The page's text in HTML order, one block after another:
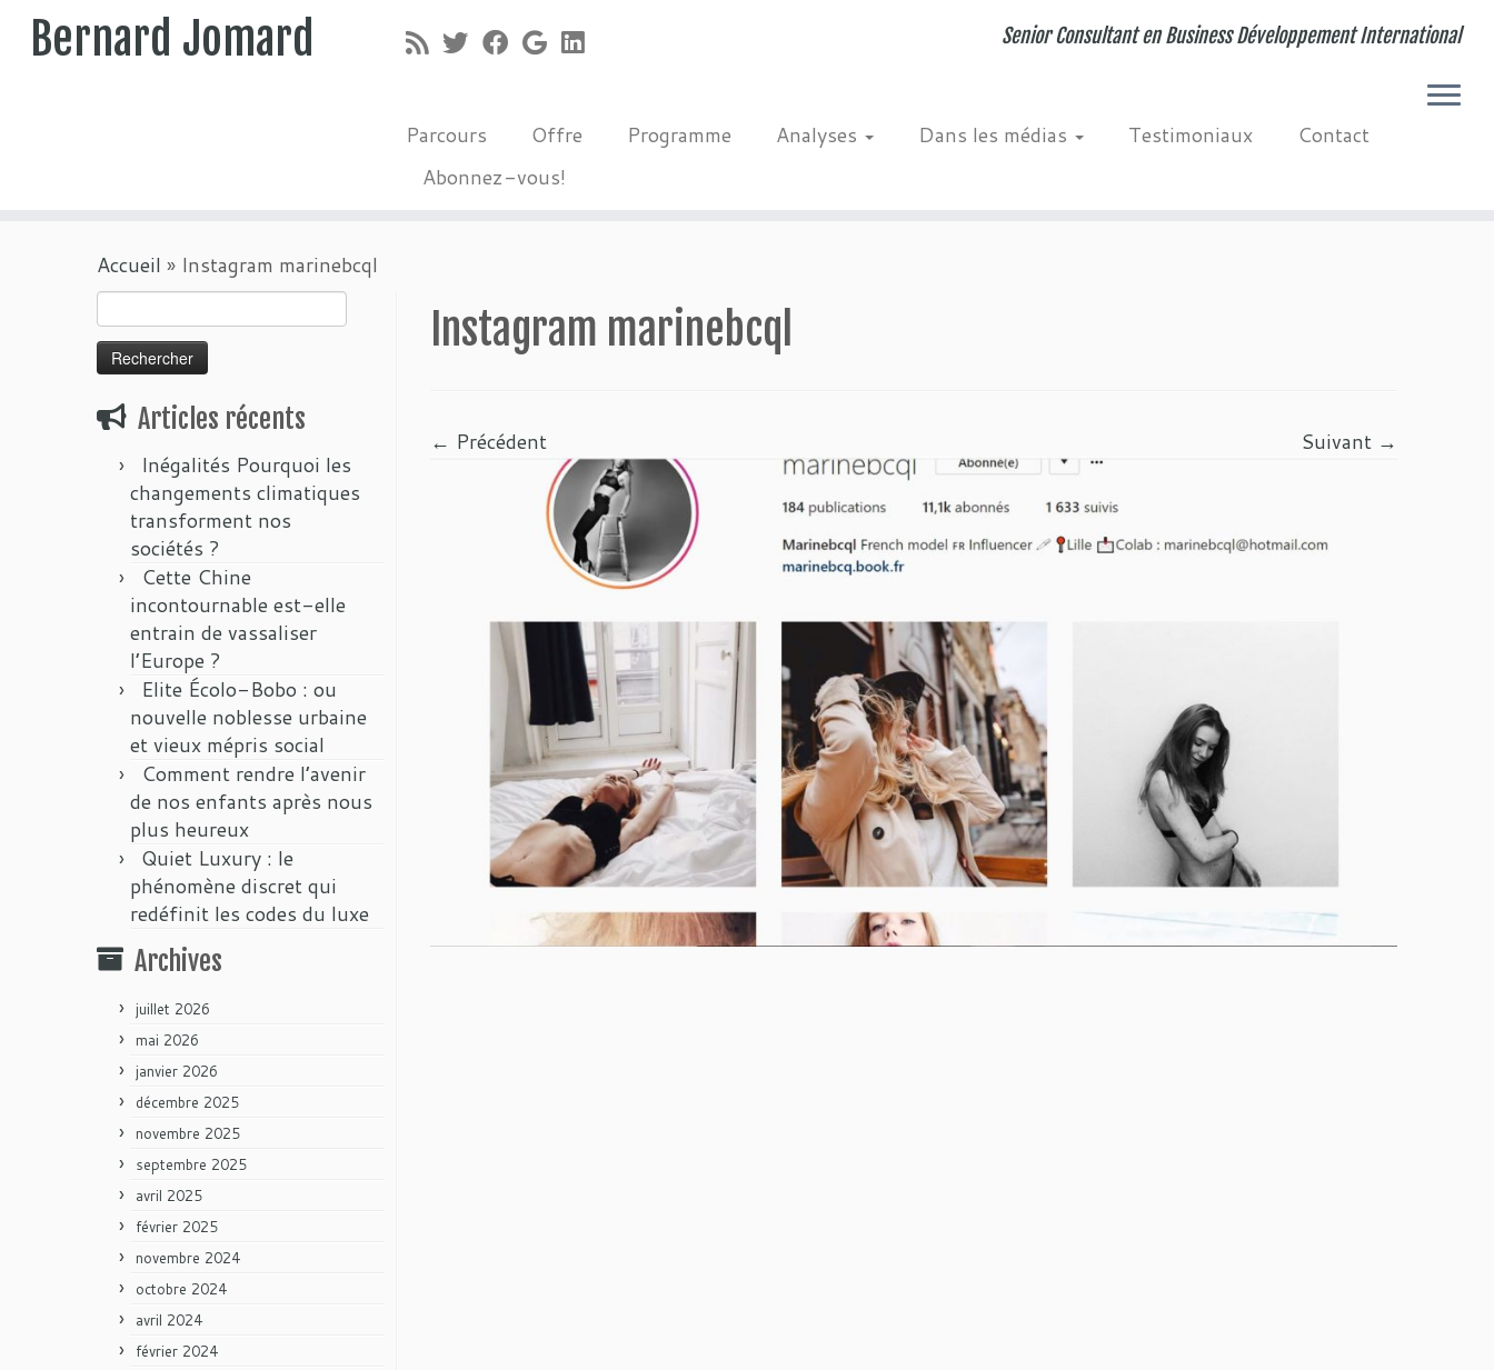
Bernard Jomard Senior Consultant en Business Développement International
Parcours Offre Programme Analyses Dans les médias Testimoniaux
Contact
Abonnez-vous!
Accueil » Instagram marinebcql
Articles récents
Inégalités Pourquoi les
changements climatiques
transforment nos
sociétés ?
Cette Chine
incontournable est-elle
entrain de vassaliser
l’Europe ?
Elite Écolo-Bobo : ou
nouvelle noblesse urbaine
et vieux mépris social
Comment rendre l’avenir
de nos enfants après nous
plus heureux
Quiet Luxury : le
phénomène discret qui
redéfinit les codes du luxe
Archives
juillet 2026
mai 2026
janvier 2026
décembre 2025
novembre 2025
septembre 2025
avril 2025
février 2025
novembre 2024
octobre 2024
avril 2024
février 2024
Instagram marinebcql
← Précédent Suivant →